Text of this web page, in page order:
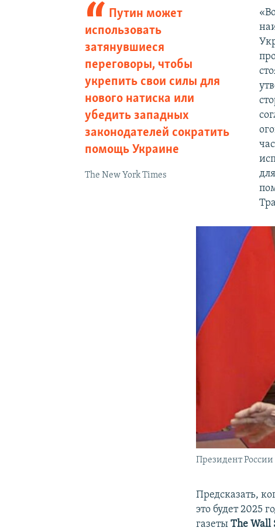
Путин может
использовать
затянувшиеся
переговоры, чтобы
укрепить свои силы для
нового натиска или
убедить западных
законодателей сократить
помощь Украине
The New York Times
Президент
Предсказать,
это будет 2025
газетыThe Wall